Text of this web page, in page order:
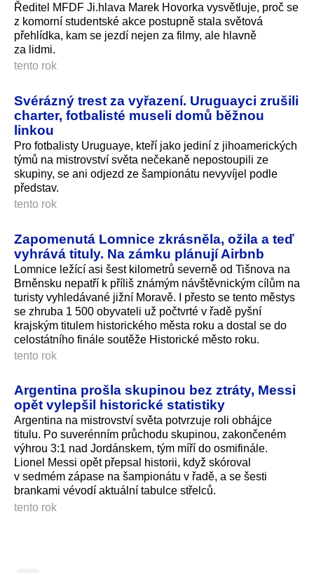
Ředitel MFDF Ji.hlava Marek Hovorka vysvětluje, proč se
z komorní studentské akce postupně stala světová
přehlídka, kam se jezdí nejen za filmy, ale hlavně
za lidmi.
tento rok
Svérázný trest za vyřazení. Uruguayci zrušili
charter, fotbalisté museli domů běžnou
linkou
Pro fotbalisty Uruguaye, kteří jako jediní z jihoamerických
týmů na mistrovství světa nečekaně nepostoupili ze
skupiny, se ani odjezd ze šampionátu nevyvíjel podle
představ.
tento rok
Zapomenutá Lomnice zkrásněla, ožila a teď
vyhrává tituly. Na zámku plánují Airbnb
Lomnice ležící asi šest kilometrů severně od Tišnova na
Brněnsku nepatří k příliš známým návštěvnickým cílům na
turisty vyhledávané jižní Moravě. I přesto se tento městys
se zhruba 1 500 obyvateli už počtvrté v řadě pyšní
krajským titulem historického města roku a dostal se do
celostátního finále soutěže Historické město roku.
tento rok
Argentina prošla skupinou bez ztráty, Messi
opět vylepšil historické statistiky
Argentina na mistrovství světa potvrzuje roli obhájce
titulu. Po suverénním průchodu skupinou, zakončeném
výhrou 3:1 nad Jordánskem, tým míří do osmifinále.
Lionel Messi opět přepsal historii, když skóroval
v sedmém zápase na šampionátu v řadě, a se šesti
brankami vévodí aktuální tabulce střelců.
tento rok